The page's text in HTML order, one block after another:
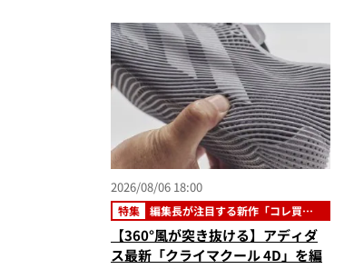
2026/08/06 18:00
特集
編集長が注目する新作「コレ買い
です」
【360°風が突き抜ける】アディダ
ス最新「クライマクール 4D」を編